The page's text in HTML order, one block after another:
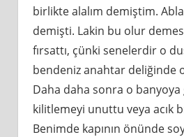
birlikte alalım demiştim.
demişti. Lakin bu olur
fırsattı, çünki senelerdir o
bendeniz anahtar deliğinde
Daha daha sonra o banyoya
kilitlemeyi unuttu veya acık
Benimde kapının önünde